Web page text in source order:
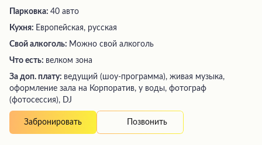
Парковка: 40 авто
Кухня: Европейская, русская
Свой алкоголь: Можно свой алкоголь
Что есть: велком зона
За доп. плату: ведущий (шоу-программа), живая музыка,
оформление зала на Корпоратив, у воды, фотограф
(фотосессия), DJ
Забронировать Позвонить